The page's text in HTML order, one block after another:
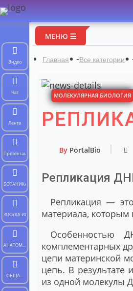
Видео
Чат
Лента
Презентации
БОТАНИКА
ЗООЛОГИЯ
АНАТОМИЯ
ЧЕЛОВЕКА
ОБЩАЯ
БИОЛОГИЯ
МЕНЮ ☰
Главная -Все категории
МОЛЕКУЛЯРНАЯ БИОЛОГИЯ
ByPortalBio
Репликация
Репликация —
материала,
Особенностью
комплементарных
цепи материнской
цепь. В результате
из одной молекулы